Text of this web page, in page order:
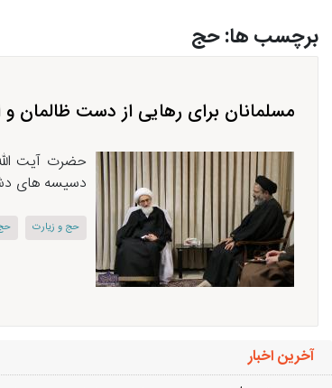
برچسب ها: حج
مسلمانان برای رهایی از دست ظالمان
حضرت آیت
دسیسه های
حج و زیارت
آخرین اخبار